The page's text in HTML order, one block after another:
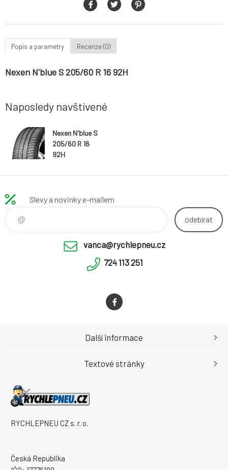
Popis a parametry Recenze (0)
Nexen N'blue S 205/60 R 16 92H
Naposledy navštívené
Nexen N'blue S
205/60 R 16
92H
Slevy a novinky e-mailem
odebírat
vanca@rychlepneu.cz
724 113 251
RYCHLEPNEU CZ s. r. o.
Česká Republika
Další informace
Textové stránky